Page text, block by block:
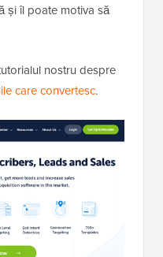
și îl poate motiva să
nostru despre
care convertesc.